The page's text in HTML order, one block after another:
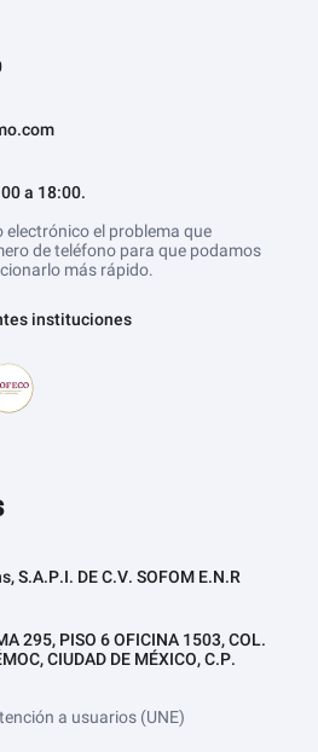
a 18:00.
el problema que
de teléfono para que podamos
más rápido.
instituciones
S.A.P.I. DE C.V. SOFOM E.N.R
295, PISO 6 OFICINA 1503, COL.
CIUDAD DE MÉXICO, C.P.
a usuarios (UNE)